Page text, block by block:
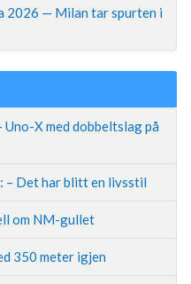
2026 — Milan tar spurten i
X med dobbeltslag på
– Det har blitt en livsstil
om NM-gullet
350 meter igjen